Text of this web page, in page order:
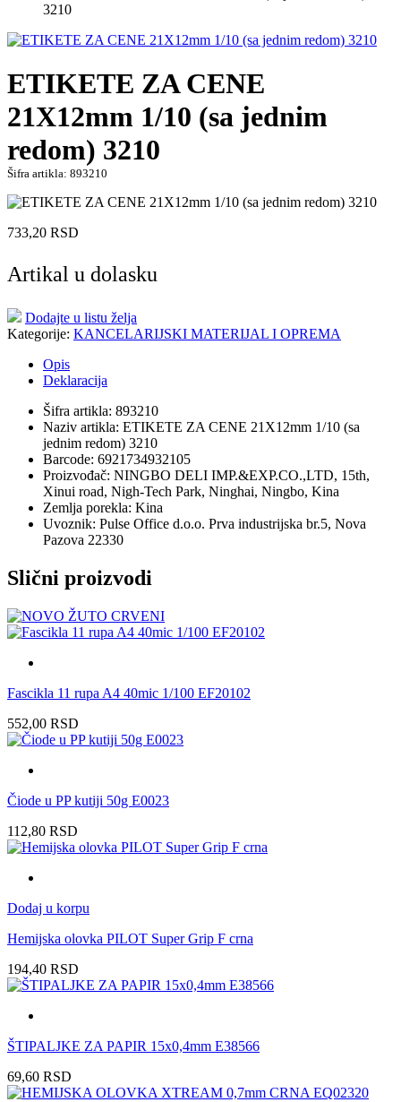
3210
ETIKETE ZA CENE
21X12mm 1/10 (sa jednim
redom) 3210
Šifra artikla: 893210
733,20 RSD
Artikal u dolasku
Dodajte u listu želja
Kategorije: KANCELARIJSKI MATERIJAL I OPREMA
Opis
Deklaracija
Šifra artikla: 893210
Naziv artikla: ETIKETE ZA CENE 21X12mm 1/10 (sa
jednim redom) 3210
Barcode: 6921734932105
Proizvođač: NINGBO DELI IMP.&EXP.CO.,LTD, 15th,
Xinui road, Nigh-Tech Park, Ninghai, Ningbo, Kina
Zemlja porekla: Kina
Uvoznik: Pulse Office d.o.o. Prva industrijska br.5, Nova
Pazova 22330
Slični proizvodi
Fascikla 11 rupa A4 40mic 1/100 EF20102
552,00 RSD
Čiode u PP kutiji 50g E0023
112,80 RSD
Dodaj u korpu
Hemijska olovka PILOT Super Grip F crna
194,40 RSD
ŠTIPALJKE ZA PAPIR 15x0,4mm E38566
69,60 RSD